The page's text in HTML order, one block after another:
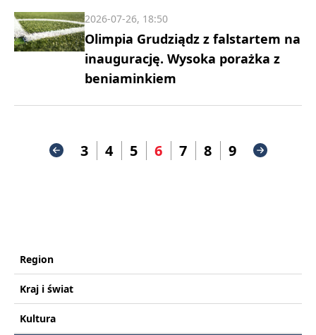
Olimpia Grudziądz z falstartem na
inaugurację. Wysoka porażka z
beniaminkiem
2026-07-26, 18:50
3 4 5 6 7 8 9
Region
Kraj i świat
Kultura